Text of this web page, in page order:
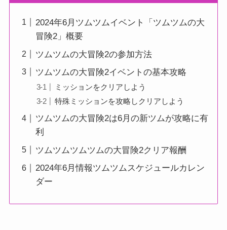
2024年6月ツムツムイベント「ツムツムの大
冒険2」概要
ツムツムの大冒険2の参加方法
ツムツムの大冒険2イベントの基本攻略
ミッションをクリアしよう
特殊ミッションを攻略しクリアしよう
ツムツムの大冒険2は6月の新ツムが攻略に有
利
ツムツムツムツムの大冒険2クリア報酬
2024年6月情報ツムツムスケジュールカレン
ダー